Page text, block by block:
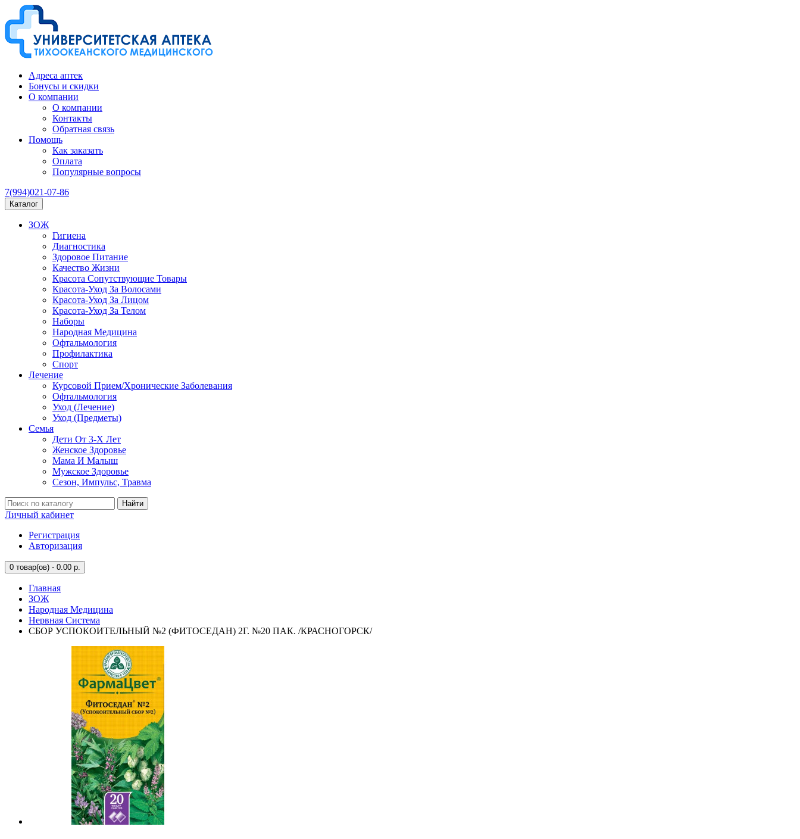
Адреса аптек
Бонусы и скидки
О компании
О компании
Контакты
Обратная связь
Помощь
Как заказать
Оплата
Популярные вопросы
7(994)021-07-86
Каталог
ЗОЖ
Гигиена
Диагностика
Здоровое Питание
Качество Жизни
Красота Сопутствующие Товары
Красота-Уход За Волосами
Красота-Уход За Лицом
Красота-Уход За Телом
Наборы
Народная Медицина
Офтальмология
Профилактика
Спорт
Лечение
Курсовой Прием/Хронические Заболевания
Офтальмология
Уход (Лечение)
Уход (Предметы)
Семья
Дети От 3-Х Лет
Женское Здоровье
Мама И Малыш
Мужское Здоровье
Сезон, Импульс, Травма
Найти
Личный кабинет
Регистрация
Авторизация
0 товар(ов) - 0.00 р.
Главная
ЗОЖ
Народная Медицина
Нервная Система
СБОР УСПОКОИТЕЛЬНЫЙ №2 (ФИТОСЕДАН) 2Г. №20 ПАК. /КРАСНОГОРСК/